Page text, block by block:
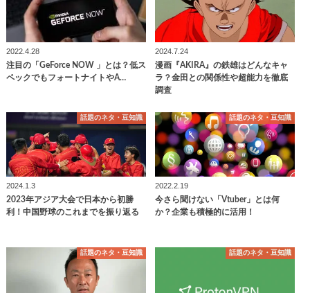
2022.4.28
注目の「GeForce NOW 」とは？低ス
ペックでもフォートナイトやA…
2024.7.24
漫画『AKIRA』の鉄雄はどんなキャ
ラ？金田との関係性や超能力を徹底
調査
話題のネタ・豆知識
2024.1.3
2023年アジア大会で日本から初勝
利！中国野球のこれまでを振り返る
話題のネタ・豆知識
2022.2.19
今さら聞けない「Vtuber」とは何
か？企業も積極的に活用！
話題のネタ・豆知識 話題のネタ・豆知識